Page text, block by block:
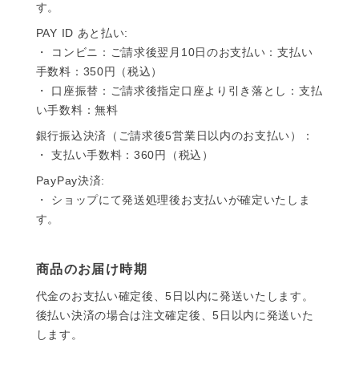
す。
PAY ID あと払い:
・ コンビニ：ご請求後翌月10日のお支払い：支払い
手数料：350円（税込）
・ 口座振替：ご請求後指定口座より引き落とし：支払
い手数料：無料
銀行振込決済（ご請求後5営業日以内のお支払い）：
・ 支払い手数料：360円（税込）
PayPay決済:
・ ショップにて発送処理後お支払いが確定いたしま
す。
商品のお届け時期
代金のお支払い確定後、5日以内に発送いたします。
後払い決済の場合は注文確定後、5日以内に発送いた
します。